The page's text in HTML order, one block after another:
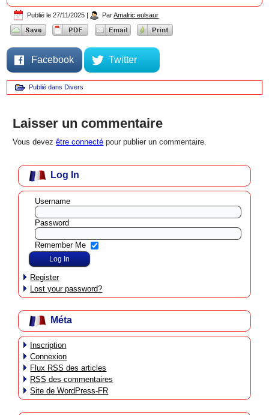
Publié le 27/11/2025 | Par Amalric eulsaur
Facebook Twitter
Publié dans Divers
Laisser un commentaire
Vous devezêtre connecté pour publier un commentaire.
Log In
Username
Password
Remember Me
Register
Lost your password?
Méta
Inscription
Connexion
Flux RSS des articles
RSS des commentaires
Site de WordPress-FR